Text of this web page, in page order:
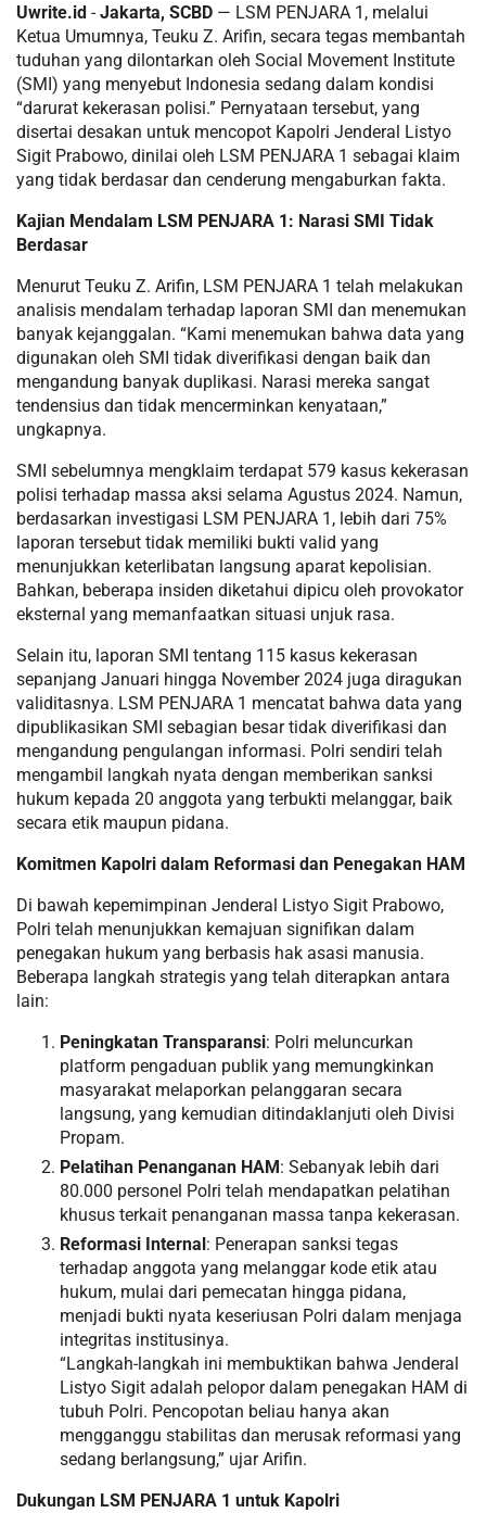
Uwrite.id -Jakarta, SCBD — LSM PENJARA 1, melalui
Ketua Umumnya, Teuku Z. Arifin, secara tegas membantah
tuduhan yang dilontarkan oleh Social Movement Institute
(SMI) yang menyebut Indonesia sedang dalam kondisi
“darurat kekerasan polisi.” Pernyataan tersebut, yang
disertai desakan untuk mencopot Kapolri Jenderal Listyo
Sigit Prabowo, dinilai oleh LSM PENJARA 1 sebagai klaim
yang tidak berdasar dan cenderung mengaburkan fakta.
Kajian Mendalam LSM PENJARA 1: Narasi SMI Tidak
Berdasar
Menurut Teuku Z. Arifin, LSM PENJARA 1 telah melakukan
analisis mendalam terhadap laporan SMI dan menemukan
banyak kejanggalan. “Kami menemukan bahwa data yang
digunakan oleh SMI tidak diverifikasi dengan baik dan
mengandung banyak duplikasi. Narasi mereka sangat
tendensius dan tidak mencerminkan kenyataan,”
ungkapnya.
SMI sebelumnya mengklaim terdapat 579 kasus kekerasan
polisi terhadap massa aksi selama Agustus 2024. Namun,
berdasarkan investigasi LSM PENJARA 1, lebih dari 75%
laporan tersebut tidak memiliki bukti valid yang
menunjukkan keterlibatan langsung aparat kepolisian.
Bahkan, beberapa insiden diketahui dipicu oleh provokator
eksternal yang memanfaatkan situasi unjuk rasa.
Selain itu, laporan SMI tentang 115 kasus kekerasan
sepanjang Januari hingga November 2024 juga diragukan
validitasnya. LSM PENJARA 1 mencatat bahwa data yang
dipublikasikan SMI sebagian besar tidak diverifikasi dan
mengandung pengulangan informasi. Polri sendiri telah
mengambil langkah nyata dengan memberikan sanksi
hukum kepada 20 anggota yang terbukti melanggar, baik
secara etik maupun pidana.
Komitmen Kapolri dalam Reformasi dan Penegakan HAM
Di bawah kepemimpinan Jenderal Listyo Sigit Prabowo,
Polri telah menunjukkan kemajuan signifikan dalam
penegakan hukum yang berbasis hak asasi manusia.
Beberapa langkah strategis yang telah diterapkan antara
lain:
Peningkatan Transparansi: Polri meluncurkan
platform pengaduan publik yang memungkinkan
masyarakat melaporkan pelanggaran secara
langsung, yang kemudian ditindaklanjuti oleh Divisi
Propam.
Pelatihan Penanganan HAM: Sebanyak lebih dari
80.000 personel Polri telah mendapatkan pelatihan
khusus terkait penanganan massa tanpa kekerasan.
Reformasi Internal: Penerapan sanksi tegas
terhadap anggota yang melanggar kode etik atau
hukum, mulai dari pemecatan hingga pidana,
menjadi bukti nyata keseriusan Polri dalam menjaga
integritas institusinya.
“Langkah-langkah ini membuktikan bahwa Jenderal
Listyo Sigit adalah pelopor dalam penegakan HAM di
tubuh Polri. Pencopotan beliau hanya akan
mengganggu stabilitas dan merusak reformasi yang
sedang berlangsung,” ujar Arifin.
Dukungan LSM PENJARA 1 untuk Kapolri